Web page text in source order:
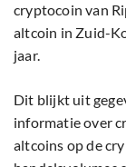
cryptocoin van
altcoin in Zuid-
jaar.
Dit blijkt uit
informatie over
altcoins op de